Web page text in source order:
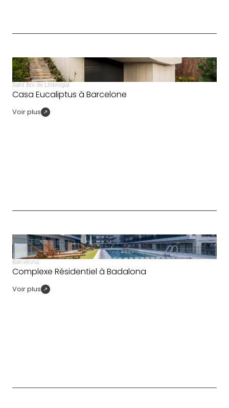
Sant Boi de Llobregat
Casa Eucaliptus à Barcelone
Voir plus
Barcelona
Complexe Résidentiel à Badalona
Voir plus